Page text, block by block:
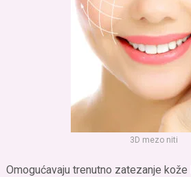
3D mezo niti
Omogućavaju trenutno zatezanje